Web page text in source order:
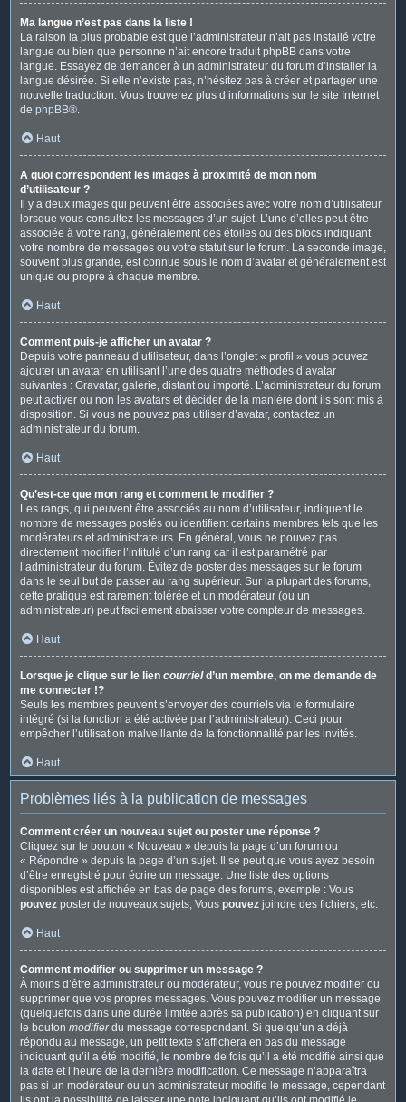
Ma langue n’est pas dans la liste !
La raison la plus probable est que l’administrateur n’ait pas installé votre
langue ou bien que personne n’ait encore traduit phpBB dans votre
langue. Essayez de demander à un administrateur du forum d’installer la
langue désirée. Si elle n’existe pas, n’hésitez pas à créer et partager une
nouvelle traduction. Vous trouverez plus d’informations sur le site Internet
de phpBB®.
Haut
A quoi correspondent les images à proximité de mon nom
d’utilisateur ?
Il y a deux images qui peuvent être associées avec votre nom d’utilisateur
lorsque vous consultez les messages d’un sujet. L’une d’elles peut être
associée à votre rang, généralement des étoiles ou des blocs indiquant
votre nombre de messages ou votre statut sur le forum. La seconde image,
souvent plus grande, est connue sous le nom d’avatar et généralement est
unique ou propre à chaque membre.
Haut
Comment puis-je afficher un avatar ?
Depuis votre panneau d’utilisateur, dans l’onglet « profil » vous pouvez
ajouter un avatar en utilisant l’une des quatre méthodes d’avatar
suivantes : Gravatar, galerie, distant ou importé. L’administrateur du forum
peut activer ou non les avatars et décider de la manière dont ils sont mis à
disposition. Si vous ne pouvez pas utiliser d’avatar, contactez un
administrateur du forum.
Haut
Qu’est-ce que mon rang et comment le modifier ?
Les rangs, qui peuvent être associés au nom d’utilisateur, indiquent le
nombre de messages postés ou identifient certains membres tels que les
modérateurs et administrateurs. En général, vous ne pouvez pas
directement modifier l’intitulé d’un rang car il est paramétré par
l’administrateur du forum. Évitez de poster des messages sur le forum
dans le seul but de passer au rang supérieur. Sur la plupart des forums,
cette pratique est rarement tolérée et un modérateur (ou un
administrateur) peut facilement abaisser votre compteur de messages.
Haut
Lorsque je clique sur le lien courrield’un membre, on me demande de
me connecter !?
Seuls les membres peuvent s’envoyer des courriels via le formulaire
intégré (si la fonction a été activée par l’administrateur). Ceci pour
empêcher l’utilisation malveillante de la fonctionnalité par les invités.
Haut
Problèmes liés à la publication de messages
Comment créer un nouveau sujet ou poster une réponse ?
Cliquez sur le bouton « Nouveau » depuis la page d’un forum ou
« Répondre » depuis la page d’un sujet. Il se peut que vous ayez besoin
d’être enregistré pour écrire un message. Une liste des options
disponibles est affichée en bas de page des forums, exemple : Vous
pouvez poster de nouveaux sujets, Vous pouvez joindre des fichiers, etc.
Haut
Comment modifier ou supprimer un message ?
À moins d’être administrateur ou modérateur, vous ne pouvez modifier ou
supprimer que vos propres messages. Vous pouvez modifier un message
(quelquefois dans une durée limitée après sa publication) en cliquant sur
le bouton modifierdu message correspondant. Si quelqu’un a déjà
répondu au message, un petit texte s’affichera en bas du message
indiquant qu’il a été modifié, le nombre de fois qu’il a été modifié ainsi que
la date et l’heure de la dernière modification. Ce message n’apparaîtra
pas si un modérateur ou un administrateur modifie le message, cependant